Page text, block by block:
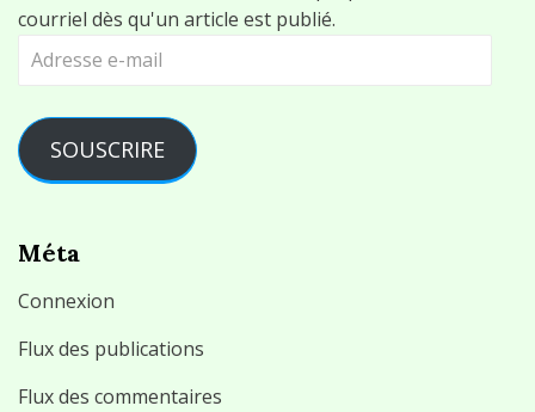
courriel dès qu'un article est publié.
Adresse
SOUSCRIRE
Méta
Connexion
Flux des publications
Flux des commentaires